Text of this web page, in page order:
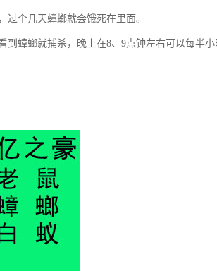
个几天蟑螂就会饿死在里面。
蟑螂就捕杀，晚上在8、9点钟左右可以每半